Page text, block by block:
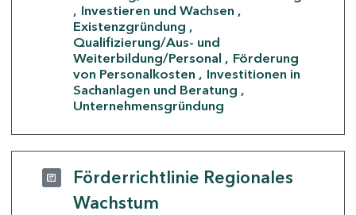
Investieren und Wachsen
Existenzgründung
Qualifizierung/Aus- und
Weiterbildung/Personal
Förderung
von Personalkosten
Investitionen in
Sachanlagen und Beratung
Unternehmensgründung
Förderrichtlinie Regionales
Wachstum